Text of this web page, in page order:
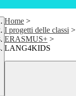
Home >
I progetti delle classi >
ERASMUS+ >
LANG4KIDS